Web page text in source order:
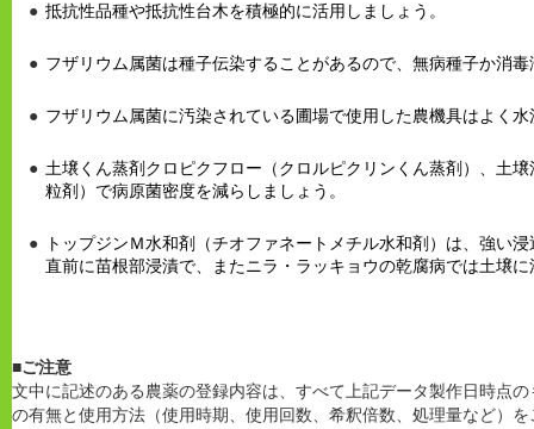
抵抗性品種や抵抗性台木を積極的に活用しましょう。
フザリウム属菌は種子伝染することがあるので、無病種子か消
フザリウム属菌に汚染されている圃場で使用した農機具はよく
土壌くん蒸剤クロピクフロー（クロルピクリンくん蒸剤）、土
粒剤）で病原菌密度を減らしましょう。
トップジンＭ水和剤（チオファネートメチル水和剤）は、強い
直前に苗根部浸漬で、またニラ・ラッキョウの乾腐病では土壌
■ご注意
文中に記述のある農薬の登録内容は、すべて上記データ製作日時点
の有無と使用方法（使用時期、使用回数、希釈倍数、処理量など）